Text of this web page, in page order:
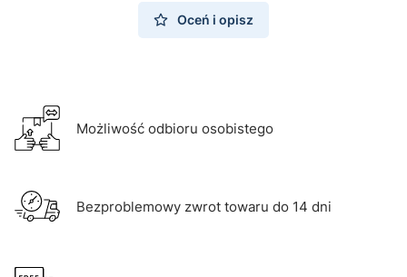
Oceń i opisz
Możliwość odbioru osobistego
Bezproblemowy zwrot towaru do 14 dni